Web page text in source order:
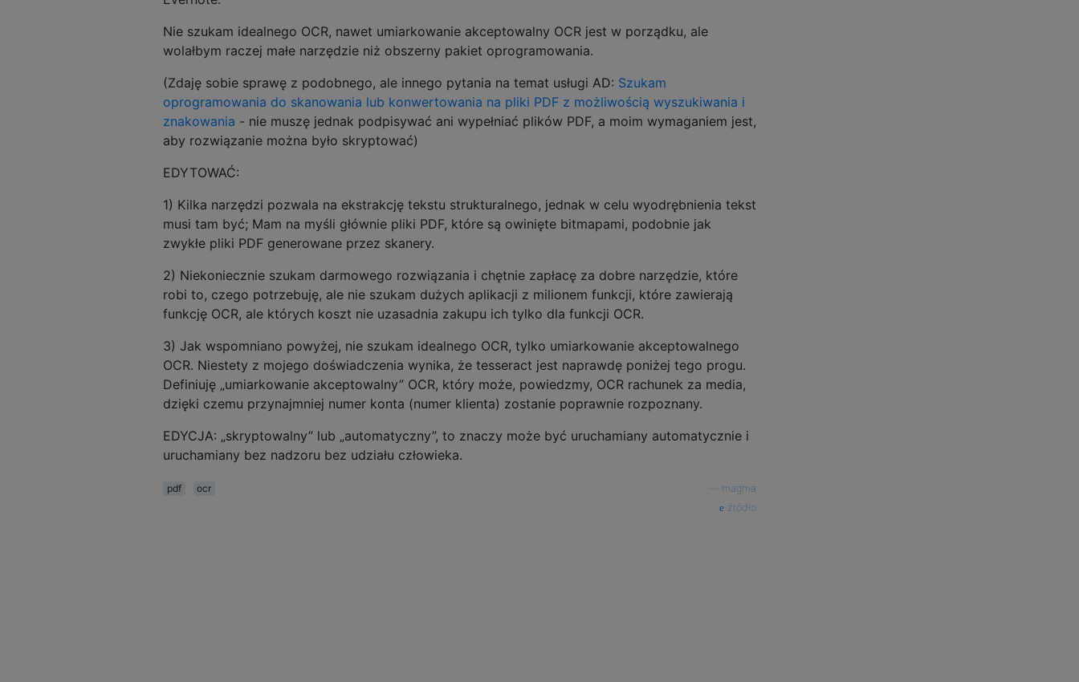
Nie szukam idealnego OCR, nawet umiarkowanie akceptowalny OCR jest w porządku, ale
wolałbym raczej małe narzędzie niż obszerny pakiet oprogramowania.
(Zdaję sobie sprawę z podobnego, ale innego pytania na temat usługi AD: Szukam
oprogramowania do skanowania lub konwertowania na pliki PDF z możliwością wyszukiwania i
znakowania - nie muszę jednak podpisywać ani wypełniać plików PDF, a moim wymaganiem jest,
aby rozwiązanie można było skryptować)
EDYTOWAĆ:
1) Kilka narzędzi pozwala na ekstrakcję tekstu strukturalnego, jednak w celu wyodrębnienia tekst
musi tam być; Mam na myśli głównie pliki PDF, które są owinięte bitmapami, podobnie jak
zwykłe pliki PDF generowane przez skanery.
2) Niekoniecznie szukam darmowego rozwiązania i chętnie zapłacę za dobre narzędzie, które
robi to, czego potrzebuję, ale nie szukam dużych aplikacji z milionem funkcji, które zawierają
funkcję OCR, ale których koszt nie uzasadnia zakupu ich tylko dla funkcji OCR.
3) Jak wspomniano powyżej, nie szukam idealnego OCR, tylko umiarkowanie akceptowalnego
OCR. Niestety z mojego doświadczenia wynika, że ​​tesseract jest naprawdę poniżej tego progu.
Definiuję „umiarkowanie akceptowalny” OCR, który może, powiedzmy, OCR rachunek za media,
dzięki czemu przynajmniej numer konta (numer klienta) zostanie poprawnie rozpoznany.
EDYCJA: „skryptowalny” lub „automatyczny”, to znaczy może być uruchamiany automatycznie i
uruchamiany bez nadzoru bez udziału człowieka.
pdf ocr
magma
źródło